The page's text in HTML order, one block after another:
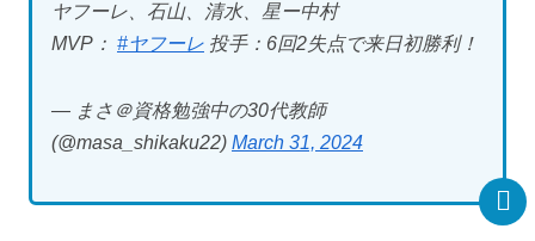
ヤフーレ、石山、清水、星ー中村
MVP： #ヤフーレ 投手：6回2失点で来日初勝利！
— まさ＠資格勉強中の30代教師
(@masa_shikaku22) March 31, 2024